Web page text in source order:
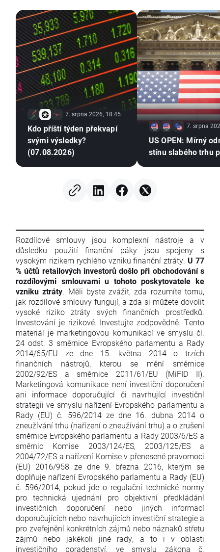
7. srpna 2026, 18:45
Kdo příští týden překvapí
svými výsledky?
(07.08.2026)
7. srpna
US OPEN: Mírný
stínu slabého trhu
Rozdílové smlouvy jsou komplexní nástroje a v
důsledku použití finanční páky jsou spojeny s
vysokým rizikem rychlého vzniku finanční ztráty. U 77
% účtů retailových investorů došlo při obchodování s
rozdílovými smlouvami u tohoto poskytovatele ke
vzniku ztráty. Měli byste zvážit, zda rozumíte tomu,
jak rozdílové smlouvy fungují, a zda si můžete dovolit
vysoké riziko ztráty svých finančních prostředků.
Investování je rizikové. Investujte zodpovědně. Tento
materiál je marketingovou komunikací ve smyslu čl.
24 odst. 3 směrnice Evropského parlamentu a Rady
2014/65/EU ze dne 15. května 2014 o trzích
finančních nástrojů, kterou se mění směrnice
2002/92/ES a směrnice 2011/61/EU (MiFID II).
Marketingová komunikace není investiční doporučení
ani informace doporučující či navrhující investiční
strategii ve smyslu nařízení Evropského parlamentu a
Rady (EU) č. 596/2014 ze dne 16. dubna 2014 o
zneužívání trhu (nařízení o zneužívání trhu) a o zrušení
směrnice Evropského parlamentu a Rady 2003/6/ES a
směrnic Komise 2003/124/ES, 2003/125/ES a
2004/72/ES a nařízení Komise v přenesené pravomoci
(EU) 2016/958 ze dne 9. března 2016, kterým se
doplňuje nařízení Evropského parlamentu a Rady (EU)
č. 596/2014, pokud jde o regulační technické normy
pro technická ujednání pro objektivní předkládání
investičních doporučení nebo jiných informací
doporučujících nebo navrhujících investiční strategie a
pro zveřejnění konkrétních zájmů nebo náznaků střetu
zájmů nebo jakékoli jiné rady, a to i v oblasti
investičního poradenství, ve smyslu zákona č.